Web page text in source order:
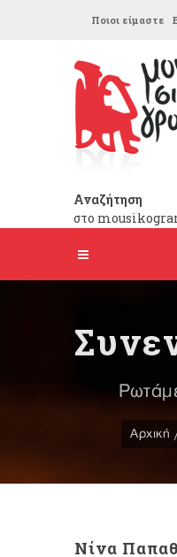
Ποιοι είμαστε
Αναζήτηση
στο
Αρχική
Νίνα